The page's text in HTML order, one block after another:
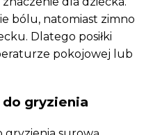
bólu, natomiast zimno
Dlatego posiłki
pokojowej lub
gryzienia